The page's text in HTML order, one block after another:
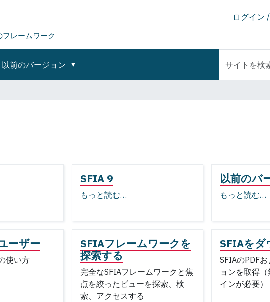
ログイン
レームワーク
以前のバージョン
イ
ト
細
検
SFIA 9
もっと読む…
以前のバ
もっと読む…
ーザー
使い方
SFIAフレームワークを
探索する
完全なSFIAフレームワークと焦
点を絞ったビューを探索、検
索、アクセスする
SFIAをダ
SFIAのPDF
ョンを取得
インが必要）